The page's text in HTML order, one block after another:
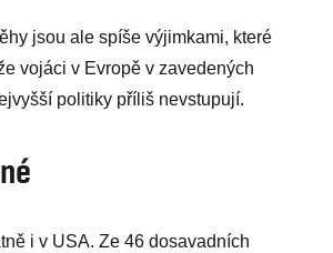
jsou ale spíše výjimkami, které
vojáci v Evropě v zavedených
politiky příliš nevstupují.
i v USA. Ze 46 dosavadních